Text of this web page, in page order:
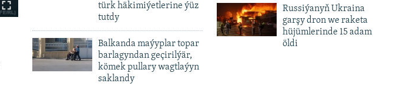
türk häkimiýetlerine ýüz
tutdy
Balkanda maýyplar topar
barlagyndan geçirilýär,
kömek pullary wagtlaýyn
saklandy
Russiýanyň Ukraina
garşy dron we raketa
hüjümlerinde 15 adam
öldi